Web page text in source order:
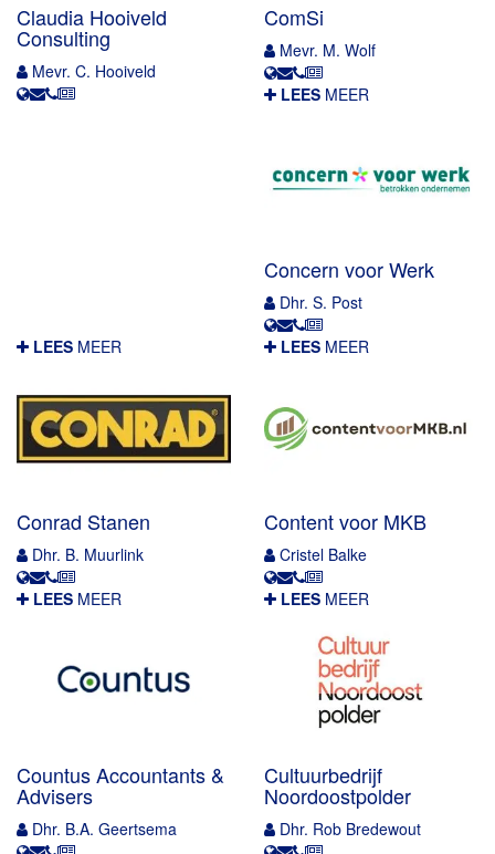
Claudia Hooiveld
Consulting
Mevr. C. Hooiveld
ComSi
Mevr. M. Wolf
LEES MEER
Concern voor Werk
Dhr. S. Post
LEES MEER
Conrad Stanen
Dhr. B. Muurlink
LEES MEER
Content voor MKB
Cristel Balke
LEES MEER
Countus Accountants &
Advisers
Dhr. B.A. Geertsema
LEES MEER
Cultuurbedrijf
Noordoostpolder
Dhr. Rob Bredewout